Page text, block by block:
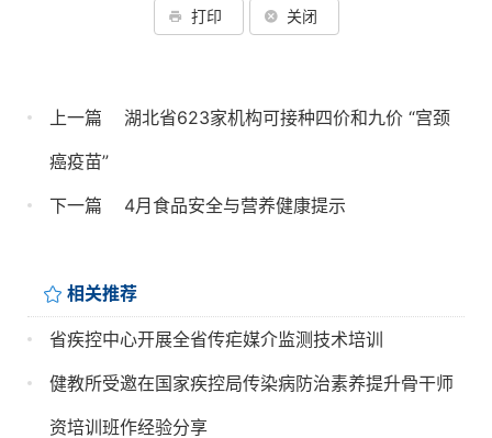
打印 关闭
上一篇
湖北省623家机构可接种四价和九价 “宫颈
癌疫苗”
下一篇
4月食品安全与营养健康提示
相关推荐
省疾控中心开展全省传疟媒介监测技术培训
健教所受邀在国家疾控局传染病防治素养提升骨干师
资培训班作经验分享